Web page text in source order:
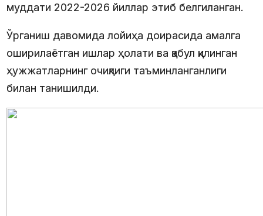
муддати 2022-2026 йиллар этиб белгиланган.
Ўрганиш давомида лойиҳа доирасида амалга
оширилаётган ишлар ҳолати ва қабул қилинган
ҳужжатларнинг очиқлиги таъминланганлиги
билан танишилди.